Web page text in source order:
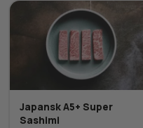
Japansk A5+ Super
Sashimi